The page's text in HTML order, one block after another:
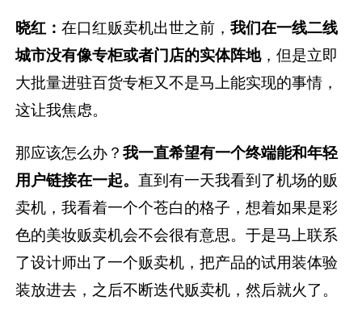
晓红：在口红贩卖机出世之前，我们在一线二线
城市没有像专柜或者门店的实体阵地，但是立即
大批量进驻百货专柜又不是马上能实现的事情，
这让我焦虑。
那应该怎么办？我一直希望有一个终端能和年轻
用户链接在一起。 直到有一天我看到了机场的贩
卖机，我看着一个个苍白的格子，想着如果是彩
色的美妆贩卖机会不会很有意思。于是马上联系
了设计师出了一个贩卖机，把产品的试用装体验
装放进去，之后不断迭代贩卖机，然后就火了。